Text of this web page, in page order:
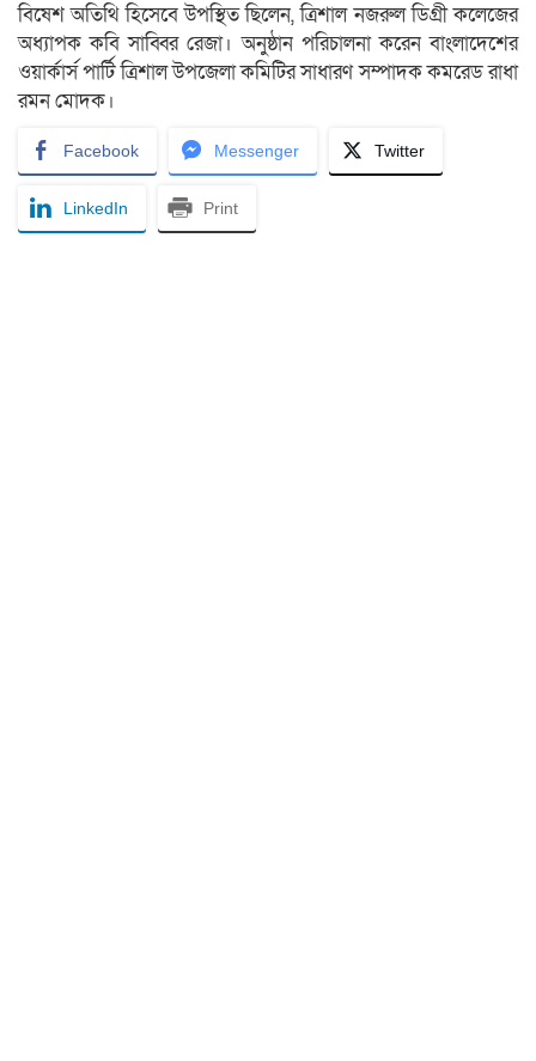
বি‌ষেশ অ‌তি‌থি হি‌সে‌বে উপ‌স্থিত ছি‌লেন, ত্রিশাল নজরুল ডিগ্রী ক‌লে‌জের
অধ‌্যাপক ক‌বি সা‌ব্বির রেজা। অনুষ্ঠান প‌রিচালনা ক‌রেন বাংলা‌দে‌শের
ওয়ার্কার্স পা‌র্টি ত্রিশাল উপ‌জেলা ক‌মি‌টির সাধারণ সম্পাদক কম‌রেড রাধা
রমন মোদক।
Facebook Messenger Twitter
LinkedIn Print